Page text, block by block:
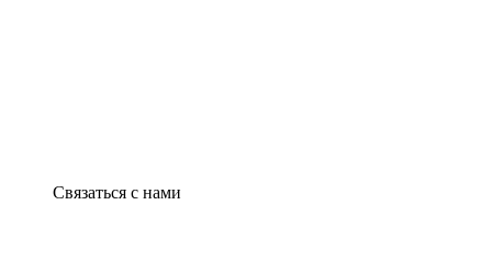
Связаться с нами